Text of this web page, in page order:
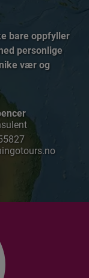
bare oppfyller
personlige
vær og